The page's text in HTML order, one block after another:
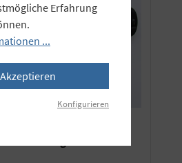
Kettenzug für einen
bis 10kg
Erfahrung
...
Akzeptieren
Konfigurieren